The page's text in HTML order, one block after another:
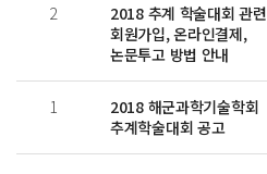
2
2018 추계 학술대회 관련
회원가입, 온라인결제,
논문투고 방법 안내
1
2018 해군과학기술학회
추계학술대회 공고